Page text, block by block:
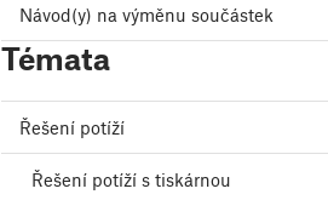
Návod(y) na výměnu součástek
Témata
Řešení potíží
Řešení potíží s tiskárnou